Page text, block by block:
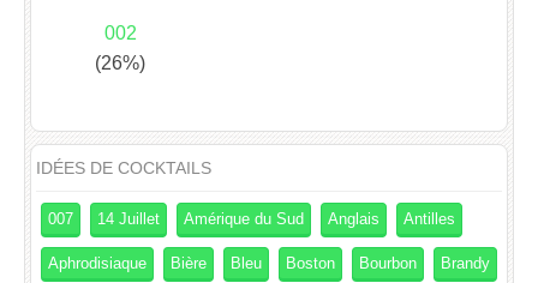
002
(26%)
IDÉES DE COCKTAILS
007 14 Juillet Amérique du Sud Anglais Antilles
Aphrodisiaque Bière Bleu Boston Bourbon Brandy